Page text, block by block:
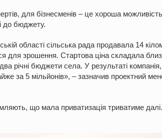
для бізнесменів – це хороша
до бюджету.
області сільська рада продавала 14
для зрошення. Стартова ціна складала
річні бюджети села. У результаті
за 5 мільйонів», – зазначив проектний
що мала приватизація триватиме